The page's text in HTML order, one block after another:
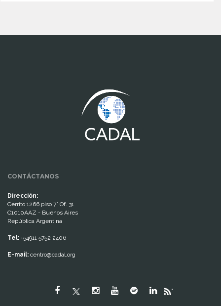
CONTÁCTANOS
Dirección:
Cerrito 1266 piso 7° Of. 31
C1010AAZ - Buenos Aires
República Argentina
Tel: +54911 5752 2406
E-mail: centro@cadal.org
"